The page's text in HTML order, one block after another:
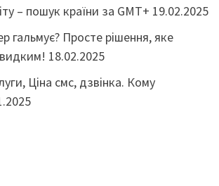
– пошук країни за GMT+ 19.02.2025
гальмує? Просте рішення, яке
18.02.2025
Ціна смс, дзвінка. Кому